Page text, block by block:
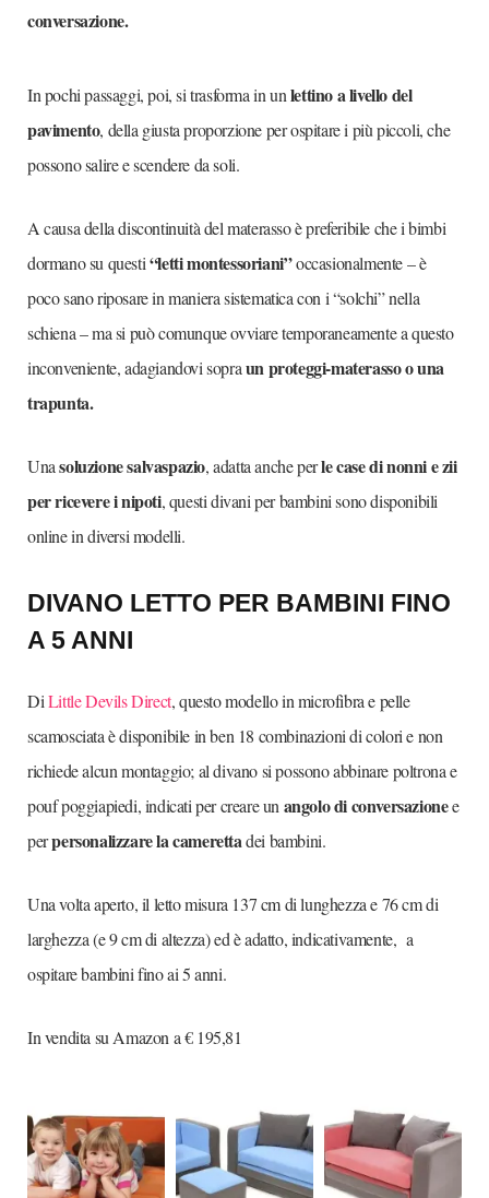
conversazione.
In pochi passaggi, poi, si trasforma in unlettino a livello del
pavimento, della giusta proporzione per ospitare i più piccoli, che
possono salire e scendere da soli.
A causa della discontinuità del materasso è preferibile che i bimbi
dormano su questi“letti montessoriani”occasionalmente – è
poco sano riposare in maniera sistematica con i “solchi” nella
schiena – ma si può comunque ovviare temporaneamente a questo
inconveniente, adagiandovi sopraun proteggi-materasso o una
trapunta.
Unasoluzione salvaspazio, adatta anche perle case di nonni e zii
per ricevere i nipoti, questi divani per bambini sono disponibili
online in diversi modelli.
DIVANO LETTO PER BAMBINI FINO
A 5 ANNI
DiLittle Devils Direct, questo modello in microfibra e pelle
scamosciata è disponibile in ben 18 combinazioni di colori e non
richiede alcun montaggio; al divano si possono abbinare poltrona e
pouf poggiapiedi, indicati per creare un angolo di conversazionee
perpersonalizzare la camerettadei bambini.
Una volta aperto, il letto misura 137 cm di lunghezza e 76 cm di
larghezza (e 9 cm di altezza) ed è adatto, indicativamente, a
ospitare bambini fino ai 5 anni.
In vendita su Amazon a € 195,81